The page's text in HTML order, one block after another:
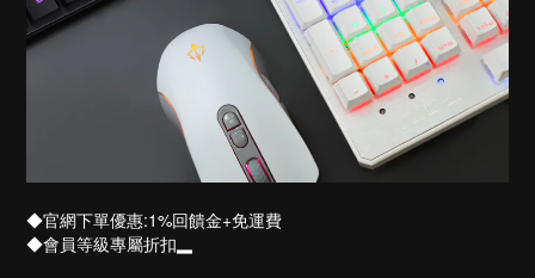
◆官網下單優惠:1%回饋金+免運費
◆會員等級專屬折扣▂